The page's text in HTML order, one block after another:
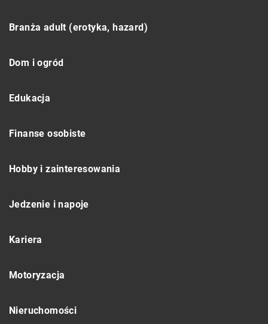
Branża adult (erotyka, hazard)
Dom i ogród
Edukacja
Finanse osobiste
Hobby i zainteresowania
Jedzenie i napoje
Kariera
Motoryzacja
Nieruchomości